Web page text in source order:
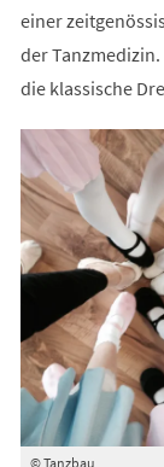
einer
der
die klassische
© Tanzbau